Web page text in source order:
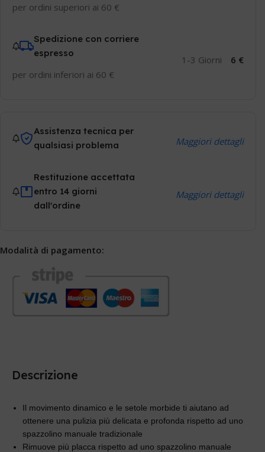
per ordini superiori ai 60 €
Spedizione con corriere
espresso
per ordini inferiori ai 60 €
1-3 Giorni 6 €
Assistenza tecnica per
qualsiasi problema
Maggiori dettagli
Restituzione accettata
entro 14 giorni
dall'ordine
Maggiori dettagli
Modalità di pagamento:
Descrizione
Il movimento dinamico e le setole morbide ti aiutano ad
ottenere una pulizia più delicata e profonda rispetto ad uno
spazzolino manuale tradizionale
Rimuove più placca rispetto ad uno spazzolino manuale